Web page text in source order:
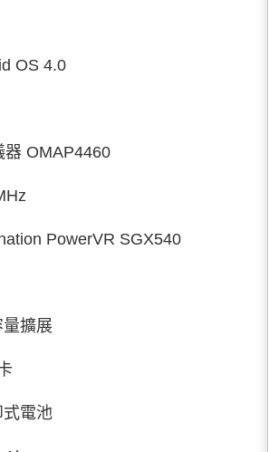
OS 4.0
器 OMAP4460
PowerVR SGX540
擴展
電池